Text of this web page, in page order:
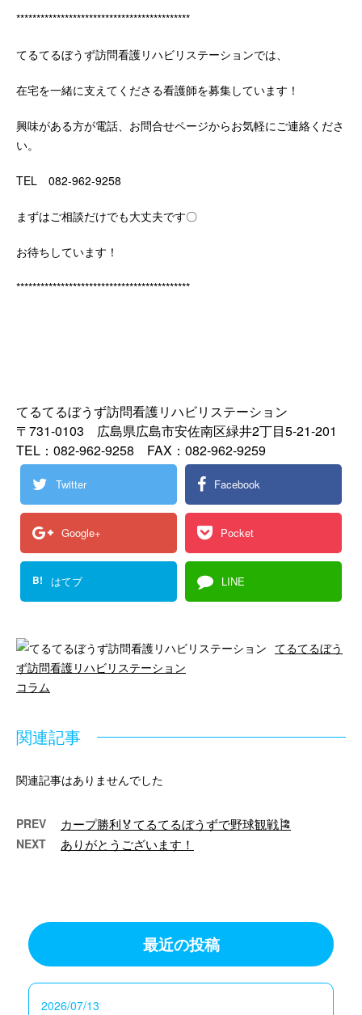
*******************************************
てるてるぼうず訪問看護リハビリステーションでは、
在宅を一緒に支えてくださる看護師を募集しています！
興味がある方が電話、お問合せページからお気軽にご連絡くださ
い。
TEL 082‐962‐9258
まずはご相談だけでも大丈夫です〇
お待ちしています！
*******************************************
てるてるぼうず訪問看護リハビリステーション
〒731-0103 広島県広島市安佐南区緑井2丁目5-21-201
TEL：082-962-9258 FAX：082-962-9259
Twitter Facebook
Google+ Pocket
B! はてブ LINE
てるてるぼう
ず訪問看護リハビリステーション
コラム
関連記事
関連記事はありませんでした
PREV カープ勝利🏅てるてるぼうずで野球観戦🎏
NEXT ありがとうございます！
最近の投稿
2026/07/13